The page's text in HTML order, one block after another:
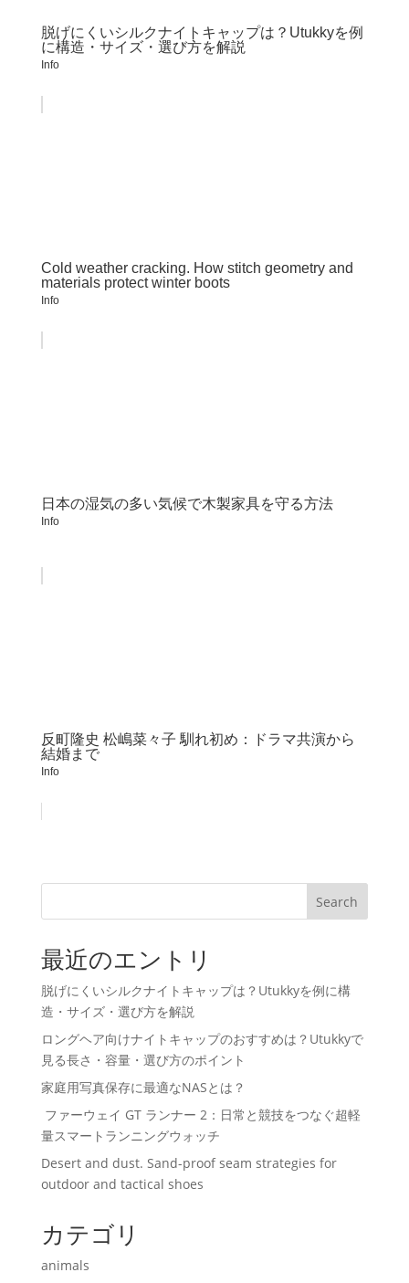
脱げにくいシルクナイトキャップは？Utukkyを例
に構造・サイズ・選び方を解説
Info
Cold weather cracking. How stitch geometry and
materials protect winter boots
Info
日本の湿気の多い気候で木製家具を守る方法
Info
反町隆史 松嶋菜々子 馴れ初め：ドラマ共演から
結婚まで
Info
Search
最近のエントリ
脱げにくいシルクナイトキャップは？Utukkyを例に構
造・サイズ・選び方を解説
ロングヘア向けナイトキャップのおすすめは？Utukkyで
見る長さ・容量・選び方のポイント
家庭用写真保存に最適なNASとは？
ファーウェイ GT ランナー 2：日常と競技をつなぐ超軽
量スマートランニングウォッチ
Desert and dust. Sand-proof seam strategies for
outdoor and tactical shoes
カテゴリ
animals